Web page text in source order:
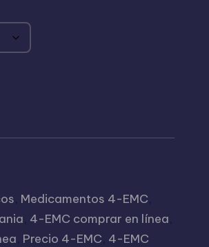
, Medicamentos 4-EMC,
, 4-EMC comprar en línea,
, Precio 4-EMC, 4-EMC